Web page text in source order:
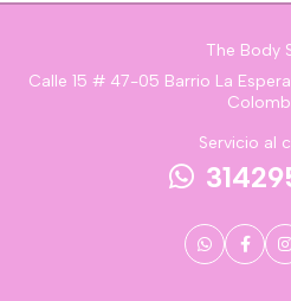
The Body
Calle 15 # 47-05 Barrio La
Servicio al